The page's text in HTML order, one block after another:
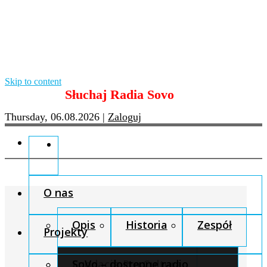
Skip to content
Słuchaj Radia Sovo
Thursday, 06.08.2026 | Zaloguj
O nas
Opis Historia Zespół
Fundacja Pro Cultura
Projekty
SoVo – dostępne radio